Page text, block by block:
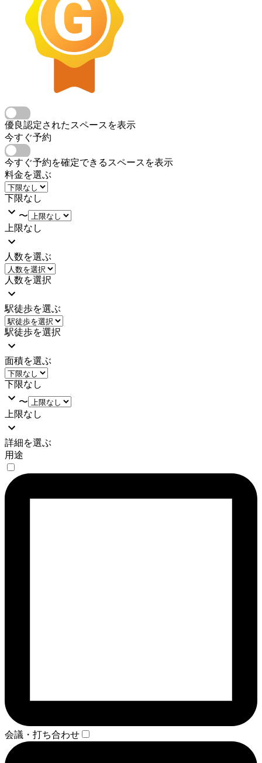
優良認定されたスペースを表示
今すぐ予約
今すぐ予約を確定できるスペースを表示
料金を選ぶ
下限なし
〜
上限なし
人数を選ぶ
人数を選択
駅徒歩を選ぶ
駅徒歩を選択
面積を選ぶ
下限なし
〜
上限なし
詳細を選ぶ
用途
会議・打ち合わせ